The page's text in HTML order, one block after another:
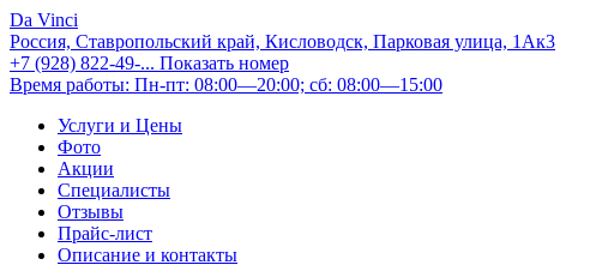
Da Vinci
Россия, Ставропольский край, Кисловодск, Парковая улица, 1Ак3
+7 (928) 822-49-... Показать номер
Время работы: Пн-пт: 08:00—20:00; сб: 08:00—15:00
Услуги и Цены
Фото
Акции
Специалисты
Отзывы
Прайс-лист
Описание и контакты